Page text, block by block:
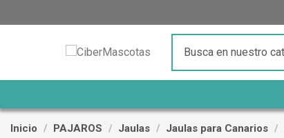
Inicio PAJAROS Jaulas Jaulas para Canarios